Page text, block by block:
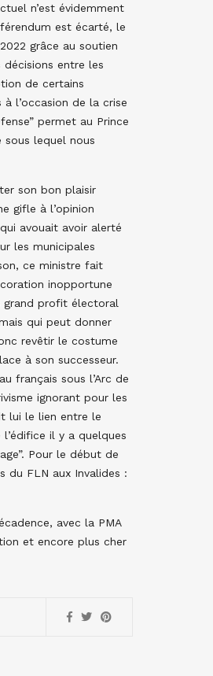
n’est évidemment
est écarté, le
grâce au soutien
entre les
de certains
l’occasion de la crise
permet au Prince
sous lequel nous
son bon plaisir
gifle à l’opinion
avouait avoir alerté
les municipales
ce ministre fait
inopportune
grand profit électoral
qui peut donner
revêtir le costume
à son successeur.
français sous l’Arc de
ignorant pour les
lui le lien entre le
il y a quelques
Pour le début de
du FLN aux Invalides :
avec la PMA
et encore plus cher